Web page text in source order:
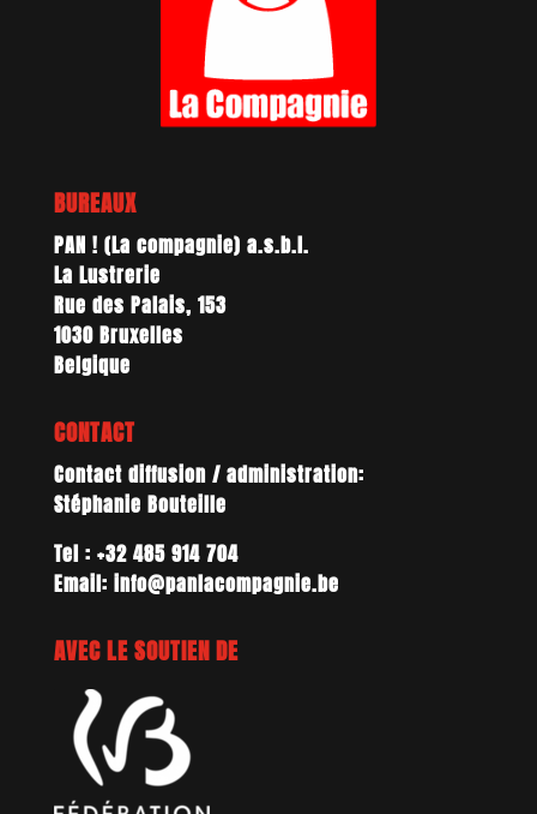
BUREAUX
PAN ! (La compagnie) a.s.b.l.
La Lustrerie
Rue des Palais, 153
1030 Bruxelles
Belgique
CONTACT
Contact diffusion / administration:
Stéphanie Bouteille
Tel : +32 485 914 704
Email: info@panlacompagnie.be
AVEC LE SOUTIEN DE